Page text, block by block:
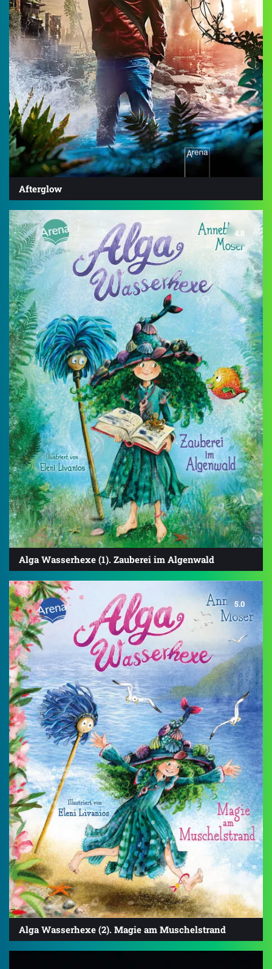
Afterglow
4.8
Alga Wasserhexe (1). Zauberei im Algenwald
5.0
Alga Wasserhexe (2). Magie am Muschelstrand